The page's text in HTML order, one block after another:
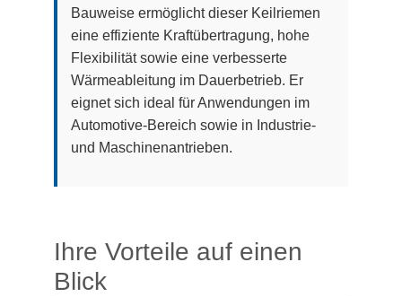
Bauweise ermöglicht dieser Keilriemen
eine effiziente Kraftübertragung, hohe
Flexibilität sowie eine verbesserte
Wärmeableitung im Dauerbetrieb. Er
eignet sich ideal für Anwendungen im
Automotive-Bereich sowie in Industrie-
und Maschinenantrieben.
Ihre Vorteile auf einen
Blick